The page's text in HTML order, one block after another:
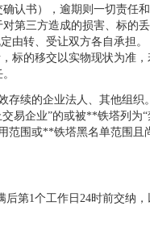
认书），逾期则一切责任
第三方造成的损害、标的
由转、受让双方各自承担。
标的移交以实物现状为准
存续的企业法人、其他组织
易企业”的或被**铁塔列为
范围或**铁塔黑名单范围且
后第1个工作日24时前交纳